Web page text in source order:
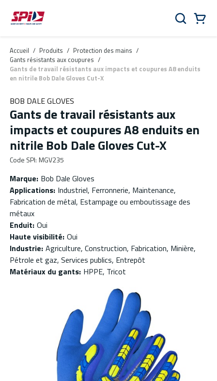
Aller au contenu principal
Skip to menu
Skip to footer
Rechercher
Accueil / Produits / Protection des mains /
Gants résistants aux coupures /
Gants de travail résistants aux impacts et coupures A8 enduits
en nitrile Bob Dale Gloves Cut-X
BOB DALE GLOVES
Gants de travail résistants aux
impacts et coupures A8 enduits en
nitrile Bob Dale Gloves Cut-X
Code SPI: MGV235
Marque: Bob Dale Gloves
Applications: Industriel, Ferronnerie, Maintenance,
Fabrication de métal, Estampage ou emboutissage des
métaux
Enduit: Oui
Haute visibilité: Oui
Industrie: Agriculture, Construction, Fabrication, Minière,
Pétrole et gaz, Services publics, Entrepôt
Matériaux du gants: HPPE, Tricot